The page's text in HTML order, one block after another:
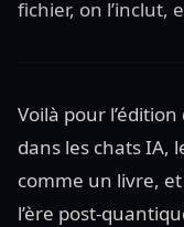
fichier, on l’inclut,
Voilà pour
dans les chats IA,
comme un livre,
l’ère post-